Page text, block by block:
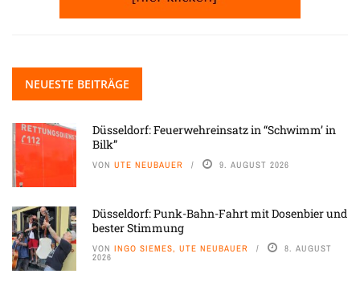
NEUESTE BEITRÄGE
Düsseldorf: Feuerwehreinsatz in “Schwimm’ in
Bilk”
VON UTE NEUBAUER 9. AUGUST 2026
Düsseldorf: Punk-Bahn-Fahrt mit Dosenbier und
bester Stimmung
VON INGO SIEMES, UTE NEUBAUER 8. AUGUST
2026